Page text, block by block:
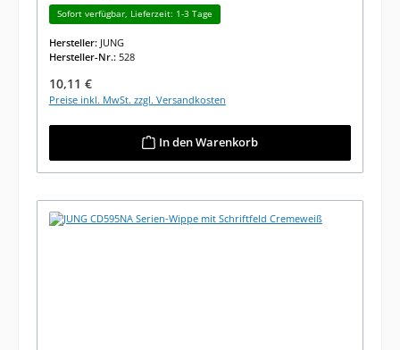
Sofort verfügbar, Lieferzeit: 1-3 Tage
Hersteller: JUNG
Hersteller-Nr.: 528
Regulärer Preis:
10,11 €
Preise inkl. MwSt. zzgl. Versandkosten
In den Warenkorb